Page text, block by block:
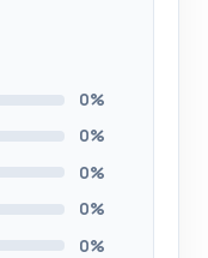
0%
0%
0%
0%
0%